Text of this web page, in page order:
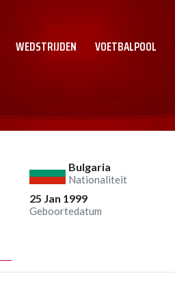
WEDSTRIJDEN VOETBALPOOL
Bulgaria
Nationaliteit
25 Jan 1999
Geboortedatum